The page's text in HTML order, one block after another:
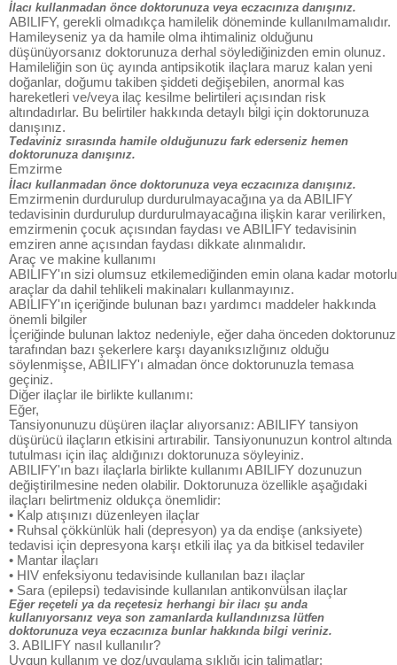
İlacı kullanmadan önce doktorunuza veya eczacınıza danışınız.
ABILIFY, gerekli olmadıkça hamilelik döneminde kullanılmamalıdır.
Hamileyseniz ya da hamile olma ihtimaliniz olduğunu
düşünüyorsanız doktorunuza derhal söylediğinizden emin olunuz.
Hamileliğin son üç ayında antipsikotik ilaçlara maruz kalan yeni
doğanlar, doğumu takiben şiddeti değişebilen, anormal kas
hareketleri ve/veya ilaç kesilme belirtileri açısından risk
altındadırlar. Bu belirtiler hakkında detaylı bilgi için doktorunuza
danışınız.
Tedaviniz sırasında hamile olduğunuzu fark ederseniz hemen
doktorunuza danışınız.
Emzirme
İlacı kullanmadan önce doktorunuza veya eczacınıza danışınız.
Emzirmenin durdurulup durdurulmayacağına ya da ABILIFY
tedavisinin durdurulup durdurulmayacağına ilişkin karar verilirken,
emzirmenin çocuk açısından faydası ve ABILIFY tedavisinin
emziren anne açısından faydası dikkate alınmalıdır.
Araç ve makine kullanımı
ABILIFY'ın sizi olumsuz etkilemediğinden emin olana kadar motorlu
araçlar da dahil tehlikeli makinaları kullanmayınız.
ABILIFY'ın içeriğinde bulunan bazı yardımcı maddeler hakkında
önemli bilgiler
İçeriğinde bulunan laktoz nedeniyle, eğer daha önceden doktorunuz
tarafından bazı şekerlere karşı dayanıksızlığınız olduğu
söylenmişse, ABILIFY'ı almadan önce doktorunuzla temasa
geçiniz.
Diğer ilaçlar ile birlikte kullanımı:
Eğer,
Tansiyonunuzu düşüren ilaçlar alıyorsanız: ABILIFY tansiyon
düşürücü ilaçların etkisini artırabilir. Tansiyonunuzun kontrol altında
tutulması için ilaç aldığınızı doktorunuza söyleyiniz.
ABILIFY'ın bazı ilaçlarla birlikte kullanımı ABILIFY dozunuzun
değiştirilmesine neden olabilir. Doktorunuza özellikle aşağıdaki
ilaçları belirtmeniz oldukça önemlidir:
• Kalp atışınızı düzenleyen ilaçlar
• Ruhsal çökkünlük hali (depresyon) ya da endişe (anksiyete)
tedavisi için depresyona karşı etkili ilaç ya da bitkisel tedaviler
• Mantar ilaçları
• HIV enfeksiyonu tedavisinde kullanılan bazı ilaçlar
• Sara (epilepsi) tedavisinde kullanılan antikonvülsan ilaçlar
Eğer reçeteli ya da reçetesiz herhangi bir ilacı şu anda
kullanıyorsanız veya son zamanlarda kullandınızsa lütfen
doktorunuza veya eczacınıza bunlar hakkında bilgi veriniz.
3. ABILIFY nasıl kullanılır?
Uygun kullanım ve doz/uygulama sıklığı için talimatlar: